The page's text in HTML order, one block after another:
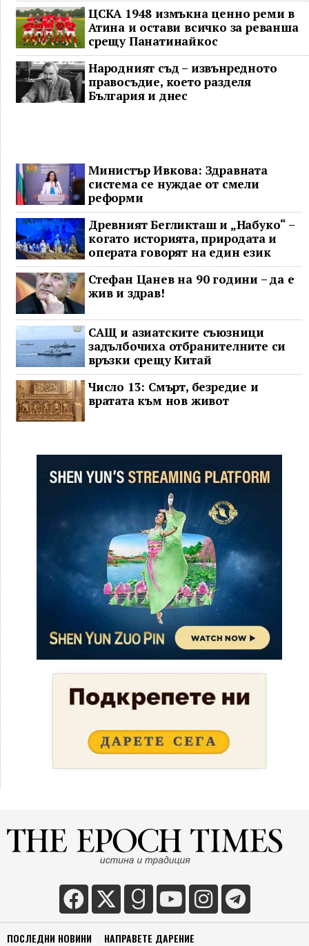
ЦСКА 1948 измъкна ценно реми в
Атина и остави всичко за реванша
срещу Панатинайкос
Народният съд – извънредното
правосъдие, което разделя
България и днес
Министър Ивкова: Здравната
система се нуждае от смели
реформи
Древният Бегликташ и „Набуко“ –
когато историята, природата и
операта говорят на един език
Стефан Цанев на 90 години – да е
жив и здрав!
САЩ и азиатските съюзници
задълбочиха отбранителните си
връзки срещу Китай
Число 13: Смърт, безредие и
вратата към нов живот
ПОСЛЕДНИ НОВИНИ НАПРАВЕТЕ ДАРЕНИЕ